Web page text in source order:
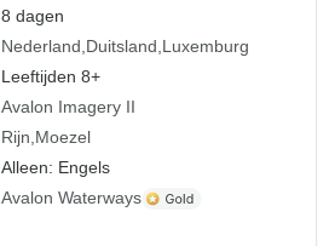
8 dagen
Nederland Duitsland Luxemburg
Leeftijden 8+
Avalon Imagery II
Rijn Moezel
Alleen: Engels
Avalon Waterways